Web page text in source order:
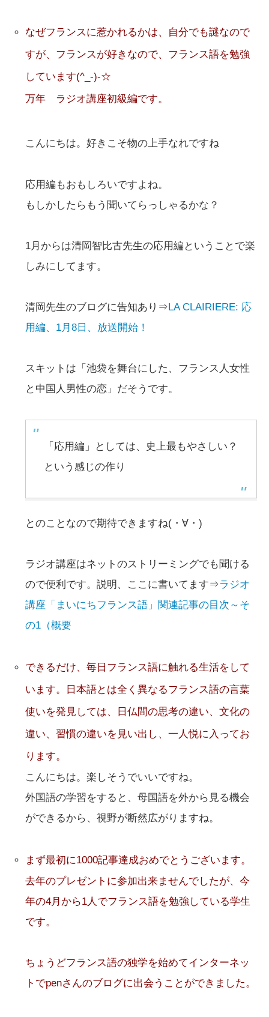
なぜフランスに惹かれるかは、自分でも謎なので
すが、フランスが好きなので、フランス語を勉強
しています(^_-)-☆
万年 ラジオ講座初級編です。
こんにちは。好きこそ物の上手なれですね
応用編もおもしろいですよね。
もしかしたらもう聞いてらっしゃるかな？
1月からは清岡智比古先生の応用編ということで楽
しみにしてます。
清岡先生のブログに告知あり⇒LA CLAIRIERE: 応
用編、1月8日、放送開始！
スキットは「池袋を舞台にした、フランス人女性
と中国人男性の恋」だそうです。
「応用編」としては、史上最もやさしい？
という感じの作り
とのことなので期待できますね(・∀・)
ラジオ講座はネットのストリーミングでも聞ける
ので便利です。説明、ここに書いてます⇒ラジオ
講座「まいにちフランス語」関連記事の目次～そ
の1（概要
できるだけ、毎日フランス語に触れる生活をして
います。日本語とは全く異なるフランス語の言葉
使いを発見しては、日仏間の思考の違い、文化の
違い、習慣の違いを見い出し、一人悦に入ってお
ります。
こんにちは。楽しそうでいいですね。
外国語の学習をすると、母国語を外から見る機会
ができるから、視野が断然広がりますね。
まず最初に1000記事達成おめでとうございます。
去年のプレゼントに参加出来ませんでしたが、今
年の4月から1人でフランス語を勉強している学生
です。
ちょうどフランス語の独学を始めてインターネッ
トでpenさんのブログに出会うことができました。